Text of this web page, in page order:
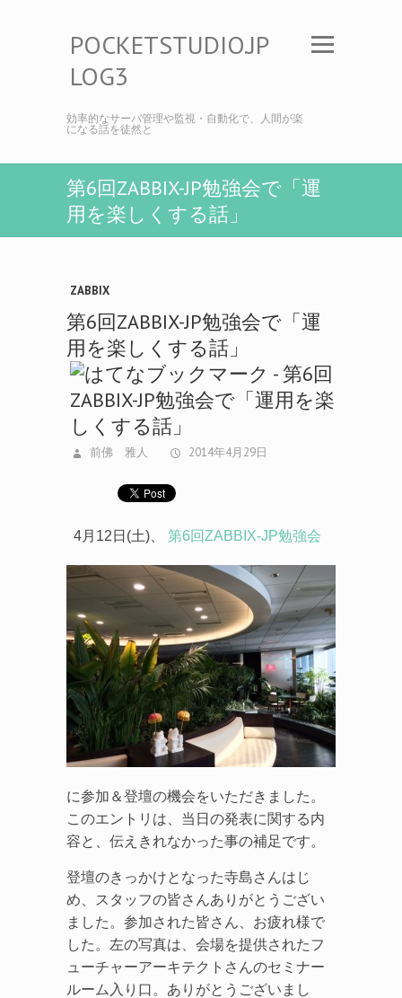
POCKETSTUDIO.JP
LOG3
効率的なサーバ管理や監視・自動化で、人間が楽
になる話を徒然と
第6回ZABBIX-JP勉強会で「運
用を楽しくする話」
ZABBIX
第6回ZABBIX-JP勉強会で「運
用を楽しくする話」
前佛 雅人 2014年4月29日
4月12日(土)、 第6回ZABBIX-JP勉強会
に参加＆登壇の機会をいただきました。
このエントリは、当日の発表に関する内
容と、伝えきれなかった事の補足です。
登壇のきっかけとなった寺島さんはじ
め、スタッフの皆さんありがとうござい
ました。参加された皆さん、お疲れ様で
した。左の写真は、会場を提供されたフ
ューチャーアーキテクトさんのセミナー
ルーム入り口。ありがとうございまし